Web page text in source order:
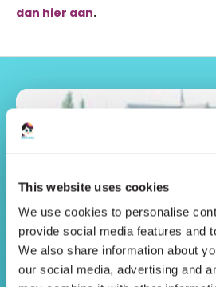
This website uses cookies
We use cookies to personalise
provide social media features and
We also share information about
our social media, advertising and
dan hier aan.